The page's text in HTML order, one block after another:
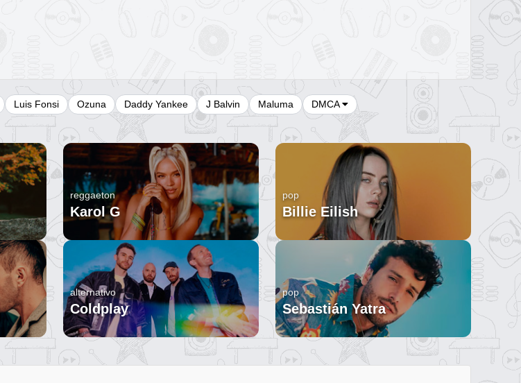
Luis Fonsi Ozuna Daddy Yankee J Balvin Maluma DMCA
reggaeton
Karol G
pop
Billie Eilish
alternativo
Coldplay
pop
Sebastián Yatra